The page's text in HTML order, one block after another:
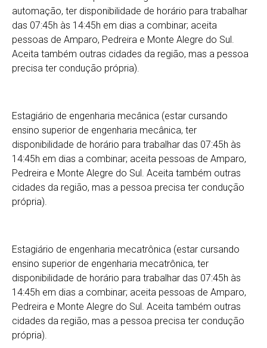
automação, ter disponibilidade de horário para trabalhar
das 07:45h às 14:45h em dias a combinar; aceita
pessoas de Amparo, Pedreira e Monte Alegre do Sul.
Aceita também outras cidades da região, mas a pessoa
precisa ter condução própria).
Estagiário de engenharia mecânica (estar cursando
ensino superior de engenharia mecânica, ter
disponibilidade de horário para trabalhar das 07:45h às
14:45h em dias a combinar; aceita pessoas de Amparo,
Pedreira e Monte Alegre do Sul. Aceita também outras
cidades da região, mas a pessoa precisa ter condução
própria).
Estagiário de engenharia mecatrônica (estar cursando
ensino superior de engenharia mecatrônica, ter
disponibilidade de horário para trabalhar das 07:45h às
14:45h em dias a combinar; aceita pessoas de Amparo,
Pedreira e Monte Alegre do Sul. Aceita também outras
cidades da região, mas a pessoa precisa ter condução
própria).